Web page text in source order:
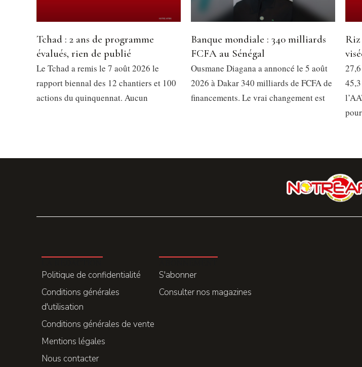
Tchad : 2 ans de programme
évalués, rien de publié
Le Tchad a remis le 7 août 2026 le
rapport biennal des 12 chantiers et 100
actions du quinquennat. Aucun
Banque mondiale : 340 milliards
FCFA au Sénégal
Ousmane Diagana a annoncé le 5 août
2026 à Dakar 340 milliards de FCFA de
financements. Le vrai changement est
Riz
Politique de confidentialité
Conditions générales
d'utilisation
Conditions générales de vente
Mentions légales
Nous contacter
S'abonner
Consulter nos magazines